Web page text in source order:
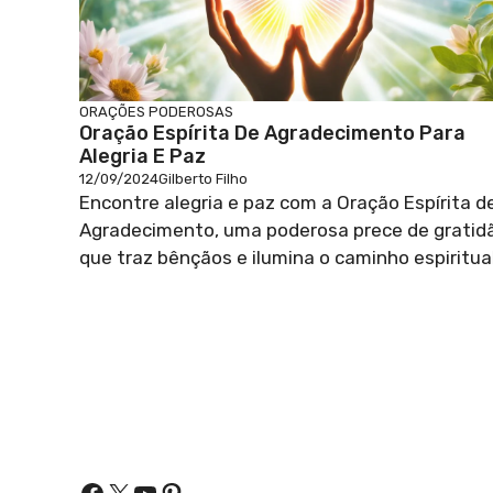
ORAÇÕES PODEROSAS
Oração Espírita De Agradecimento Para
Alegria E Paz
12/09/2024Gilberto Filho
Encontre alegria e paz com a Oração Espírita
Agradecimento, uma poderosa prece de
que traz bênçãos e ilumina o caminho